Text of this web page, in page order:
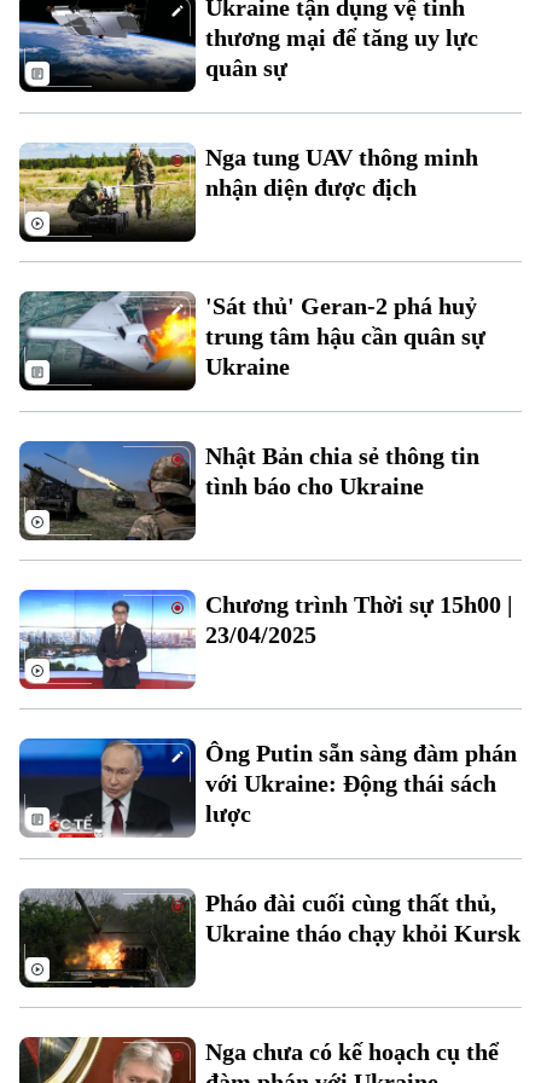
Theo dõi Hà Nội On
Đất đai
Kinh nghiệm
Xe máy
Thị trường
Tuyển sinh
Hướng nghiệp
Tin tức
Di tích
Sức khỏe
Y tế
Dinh dưỡng
Tư vấn sức khỏe
Bóng đá
Quần vợt
Golf
Giải trí
Tin tức
Sao
Điện ảnh
Âm nhạc
Đã phát sóng
Ukraine tận dụng vệ tinh
thương mại để tăng uy lực
quân sự
Nga tung UAV thông minh
nhận diện được địch
'Sát thủ' Geran-2 phá huỷ
trung tâm hậu cần quân sự
Ukraine
Nhật Bản chia sẻ thông tin
tình báo cho Ukraine
Chương trình Thời sự 15h00 |
23/04/2025
Ông Putin sẵn sàng đàm phán
với Ukraine: Động thái sách
lược
Pháo đài cuối cùng thất thủ,
Ukraine tháo chạy khỏi Kursk
Nga chưa có kế hoạch cụ thể